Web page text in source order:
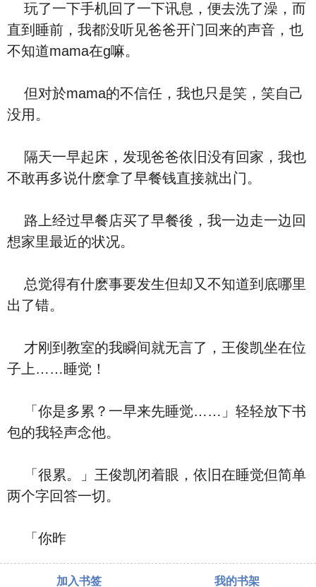
玩了一下手机回了一下讯息，便去洗了澡，而
直到睡前，我都没听见爸爸开门回来的声音，也
不知道mama在g嘛。
但对於mama的不信任，我也只是笑，笑自己
没用。
隔天一早起床，发现爸爸依旧没有回家，我也
不敢再多说什麽拿了早餐钱直接就出门。
路上经过早餐店买了早餐後，我一边走一边回
想家里最近的状况。
总觉得有什麽事要发生但却又不知道到底哪里
出了错。
才刚到教室的我瞬间就无言了，王俊凯坐在位
子上……睡觉！
「你是多累？一早来先睡觉……」轻轻放下书
包的我轻声念他。
「很累。」王俊凯闭着眼，依旧在睡觉但简单
两个字回答一切。
「你昨
加入书签 我的书架